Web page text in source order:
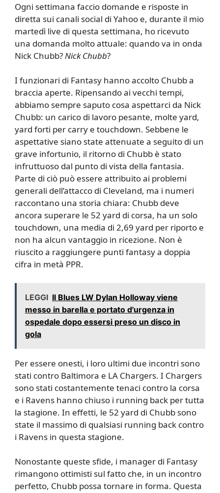
Ogni settimana faccio domande e risposte in
diretta sui canali social di Yahoo e, durante il mio
martedì live di questa settimana, ho ricevuto
una domanda molto attuale: quando va in onda
Nick Chubb? Nick Chubb?
I funzionari di Fantasy hanno accolto Chubb a
braccia aperte. Ripensando ai vecchi tempi,
abbiamo sempre saputo cosa aspettarci da Nick
Chubb: un carico di lavoro pesante, molte yard,
yard forti per carry e touchdown. Sebbene le
aspettative siano state attenuate a seguito di un
grave infortunio, il ritorno di Chubb è stato
infruttuoso dal punto di vista della fantasia.
Parte di ciò può essere attribuito ai problemi
generali dell’attacco di Cleveland, ma i numeri
raccontano una storia chiara: Chubb deve
ancora superare le 52 yard di corsa, ha un solo
touchdown, una media di 2,69 yard per riporto e
non ha alcun vantaggio in ricezione. Non è
riuscito a raggiungere punti fantasy a doppia
cifra in metà PPR.
LEGGI Il Blues LW Dylan Holloway viene
messo in barella e portato d'urgenza in
ospedale dopo essersi preso un disco in
gola
Per essere onesti, i loro ultimi due incontri sono
stati contro Baltimora e LA Chargers. I Chargers
sono stati costantemente tenaci contro la corsa
e i Ravens hanno chiuso i running back per tutta
la stagione. In effetti, le 52 yard di Chubb sono
state il massimo di qualsiasi running back contro
i Ravens in questa stagione.
Nonostante queste sfide, i manager di Fantasy
rimangono ottimisti sul fatto che, in un incontro
perfetto, Chubb possa tornare in forma. Questa